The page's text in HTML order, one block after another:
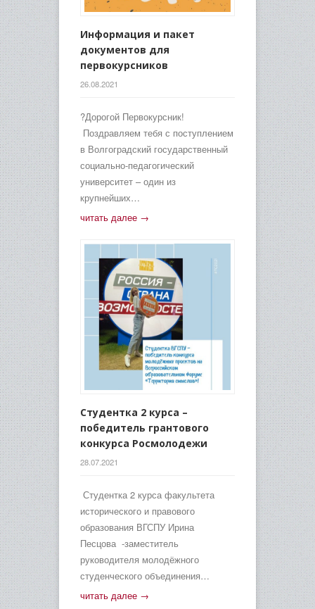
Информация и пакет
документов для
первокурсников
26.08.2021
?Дорогой Первокурсник!
Поздравляем тебя с поступлением
в Волгоградский государственный
социально-педагогический
университет – один из
крупнейших…
читать далее →
Студентка 2 курса –
победитель грантового
конкурса Росмолодежи
28.07.2021
Студентка 2 курса факультета
исторического и правового
образования ВГСПУ Ирина
Песцова -заместитель
руководителя молодёжного
студенческого объединения…
читать далее →